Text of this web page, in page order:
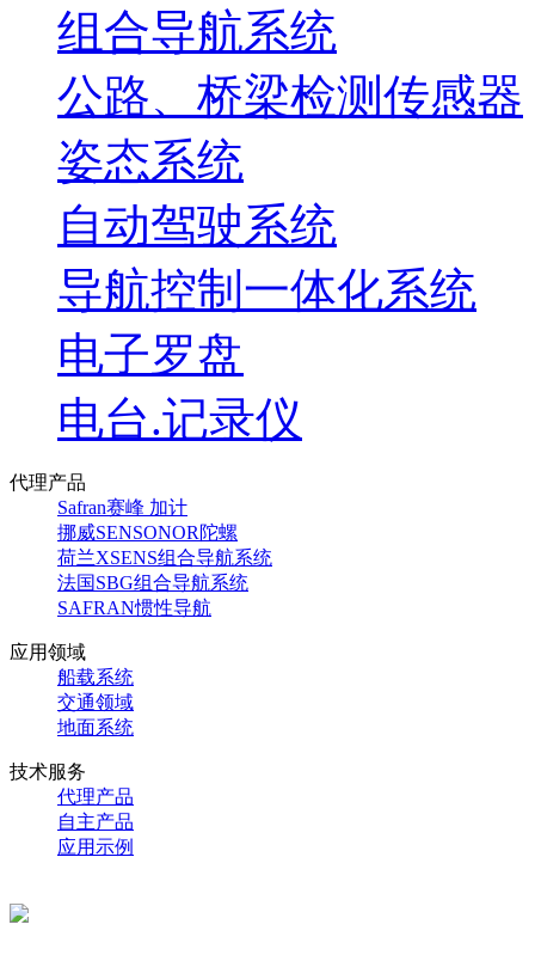
组合导航系统
公路、桥梁检测传感器
姿态系统
自动驾驶系统
导航控制一体化系统
电子罗盘
电台.记录仪
代理产品
Safran赛峰 加计
挪威SENSONOR陀螺
荷兰XSENS组合导航系统
法国SBG组合导航系统
SAFRAN惯性导航
应用领域
船载系统
交通领域
地面系统
技术服务
代理产品
自主产品
应用示例